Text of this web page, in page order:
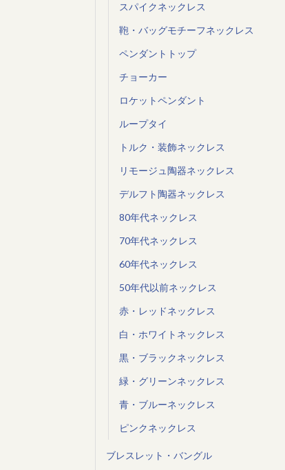
スパイクネックレス
鞄・バッグモチーフネックレス
ペンダントトップ
チョーカー
ロケットペンダント
ループタイ
トルク・装飾ネックレス
リモージュ陶器ネックレス
デルフト陶器ネックレス
80年代ネックレス
70年代ネックレス
60年代ネックレス
50年代以前ネックレス
赤・レッドネックレス
白・ホワイトネックレス
黒・ブラックネックレス
緑・グリーンネックレス
青・ブルーネックレス
ピンクネックレス
ブレスレット・バングル